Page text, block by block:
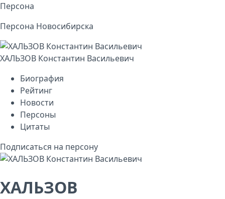
Персона
Персона Новосибирска
ХАЛЬЗОВ Константин Васильевич
Биография
Рейтинг
Новости
Персоны
Цитаты
Подписаться на персону
ХАЛЬЗОВ